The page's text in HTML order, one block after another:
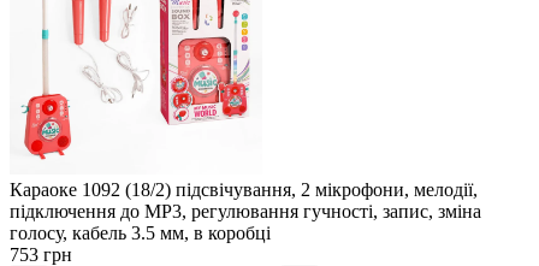
Караоке 1092 (18/2) підсвічування, 2 мікрофони, мелодії,
підключення до MP3, регулювання гучності, запис, зміна
голосу, кабель 3.5 мм, в коробці
753 грн